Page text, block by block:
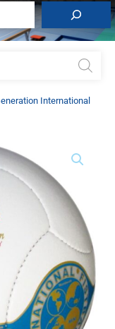
International